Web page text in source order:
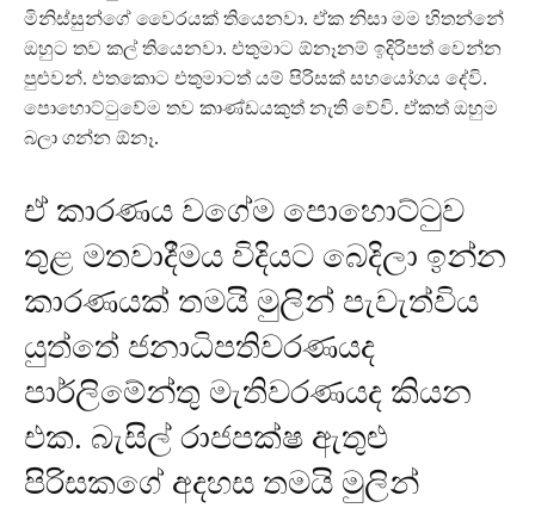
මිනිස්සුන්ගේ වෛරයක් තියෙනවා. ඒක නිසා මම හිතන්නේ
ඔහුට තව කල් තියෙනවා. එතුමාට ඕනෑනම් ඉදිරිපත් වෙන්න
පුළුවන්. එතකොට එතුමාටත් යම් පිරිසක් සහයෝගය දේවි.
පොහොට්ටුවේම තව කාණ්ඩයකුත් නැති වේවි. ඒකත් ඔහුම
බලා ගන්න ඕනෑ.
ඒ කාරණය වගේම පොහොට්ටුව
තුළ මතවාදීමය විදියට බෙදිලා ඉන්න
කාරණයක් තමයි මුලින් පැවැත්විය
යුත්තේ ජනාධිපතිවරණයද
පාර්ලිමේන්තු මැතිවරණයද කියන
එක. බැසිල් රාජපක්ෂ ඇතුළු
පිරිසකගේ අදහස තමයි මුලින්